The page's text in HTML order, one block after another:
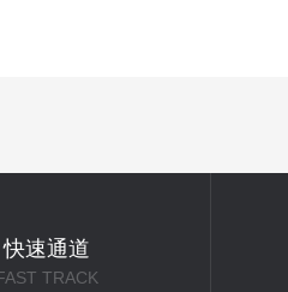
快速通道
TRACK